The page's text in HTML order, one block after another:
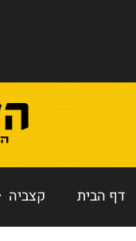
דף הבית קצביה